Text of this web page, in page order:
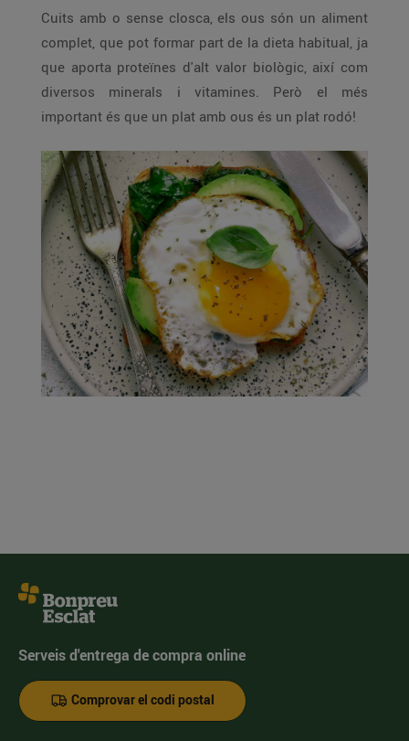
Cuits amb o sense closca, els ous són un aliment
complet, que pot formar part de la dieta habitual, ja
que aporta proteïnes d'alt valor biològic, així com
diversos minerals i vitamines. Però el més
important és que un plat amb ous és un plat rodó!
Serveis d'entrega de compra online
Comprovar el codi postal